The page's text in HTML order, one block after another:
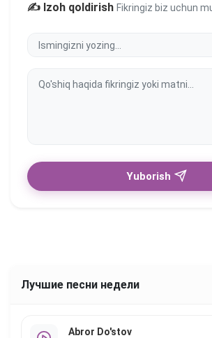
✍️ Izoh qoldirish Fikringiz biz uchun
Yuborish
Лучшие песни недели
Abror Do'stov